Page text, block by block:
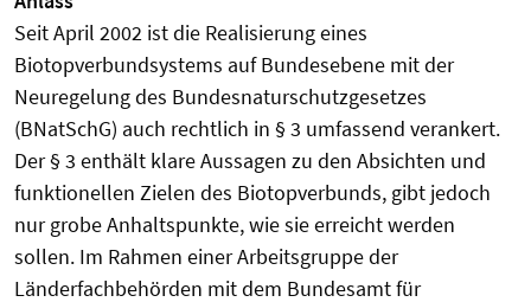
Seit April 2002 ist die Realisierung eines
Biotopverbundsystems auf Bundesebene mit der
Neuregelung des Bundesnaturschutzgesetzes
(BNatSchG) auch rechtlich in § 3 umfassend verankert.
Der § 3 enthält klare Aussagen zu den Absichten und
funktionellen Zielen des Biotopverbunds, gibt jedoch
nur grobe Anhaltspunkte, wie sie erreicht werden
sollen. Im Rahmen einer Arbeitsgruppe der
Länderfachbehörden mit dem Bundesamt für